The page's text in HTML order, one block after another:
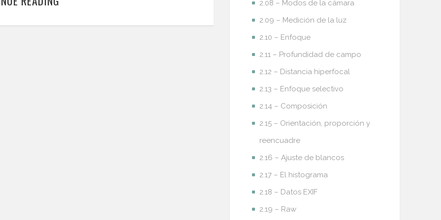
2.08 – Modos de la cámara
2.09 – Medición de la luz
2.10 – Enfoque
2.11 – Profundidad de campo
2.12 – Distancia hiperfocal
2.13 – Enfoque selectivo
2.14 – Composición
2.15 – Orientación, proporción y
reencuadre
2.16 – Ajuste de blancos
2.17 – El histograma
2.18 – Datos EXIF
2.19 – Raw